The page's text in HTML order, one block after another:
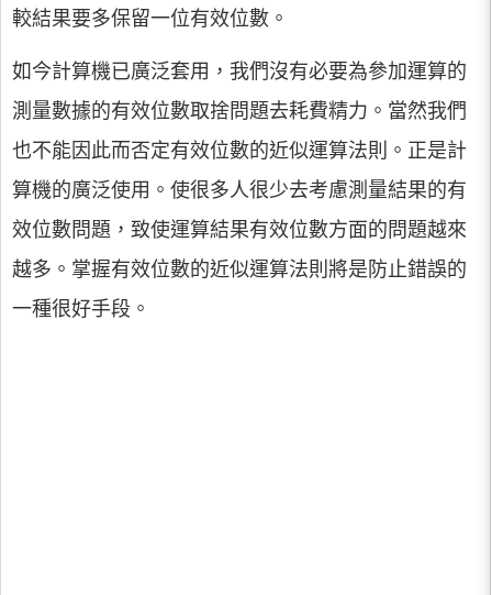
較結果要多保留一位有效位數。
如今計算機已廣泛套用，我們沒有必要為參加運算的
測量數據的有效位數取捨問題去耗費精力。當然我們
也不能因此而否定有效位數的近似運算法則。正是計
算機的廣泛使用。使很多人很少去考慮測量結果的有
效位數問題，致使運算結果有效位數方面的問題越來
越多。掌握有效位數的近似運算法則將是防止錯誤的
一種很好手段。